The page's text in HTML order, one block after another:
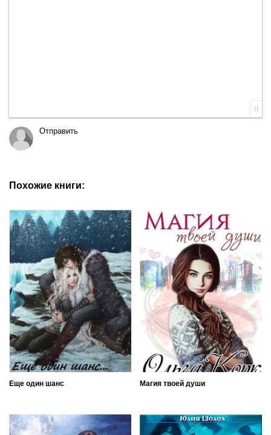
0
Отправить
Похожие книги:
Еще один шанс Магия твоей души